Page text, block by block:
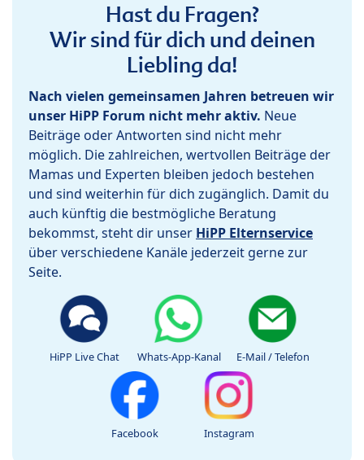
Hast du Fragen?
Wir sind für dich und deinen
Liebling da!
Nach vielen gemeinsamen Jahren betreuen wir
unser HiPP Forum nicht mehr aktiv. Neue
Beiträge oder Antworten sind nicht mehr
möglich. Die zahlreichen, wertvollen Beiträge der
Mamas und Experten bleiben jedoch bestehen
und sind weiterhin für dich zugänglich. Damit du
auch künftig die bestmögliche Beratung
bekommst, steht dir unser HiPP Elternservice
über verschiedene Kanäle jederzeit gerne zur
Seite.
HiPP Live Chat Whats-App-Kanal E-Mail / Telefon
Facebook Instagram